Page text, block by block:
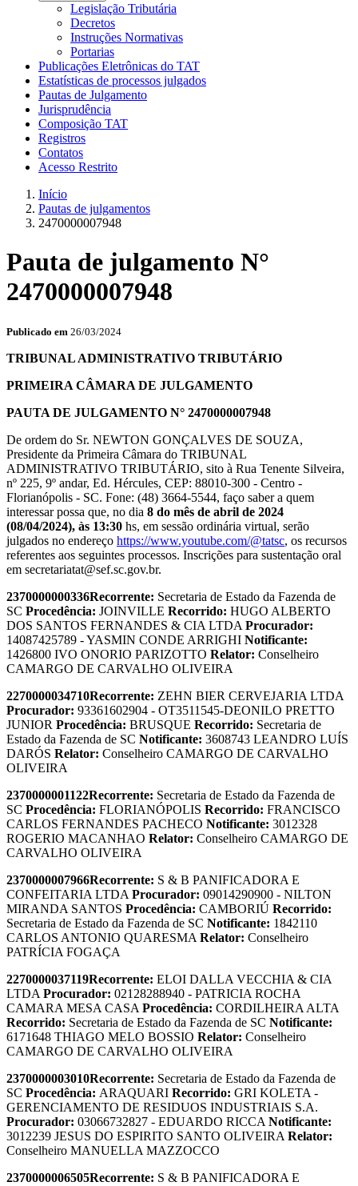
Legislação Tributária
Decretos
Instruções Normativas
Portarias
Publicações Eletrônicas do TAT
Estatísticas de processos julgados
Pautas de Julgamento
Jurisprudência
Composição TAT
Registros
Contatos
Acesso Restrito
Início
Pautas de julgamentos
2470000007948
Pauta de julgamento N°
2470000007948
Publicado em 26/03/2024
TRIBUNAL ADMINISTRATIVO TRIBUTÁRIO
PRIMEIRA CÂMARA DE JULGAMENTO
PAUTA DE JULGAMENTO N° 2470000007948
De ordem do Sr. NEWTON GONÇALVES DE SOUZA,
Presidente da Primeira Câmara do TRIBUNAL
ADMINISTRATIVO TRIBUTÁRIO, sito à Rua Tenente Silveira,
nº 225, 9º andar, Ed. Hércules, CEP: 88010-300 - Centro -
Florianópolis - SC. Fone: (48) 3664-5544, faço saber a quem
interessar possa que, no dia 8 do mês de abril de 2024
(08/04/2024), às 13:30 hs, em sessão ordinária virtual, serão
julgados no endereço https://www.youtube.com/@tatsc, os recursos
referentes aos seguintes processos. Inscrições para sustentação oral
em secretariatat@sef.sc.gov.br.
2370000000336Recorrente: Secretaria de Estado da Fazenda de
SC Procedência: JOINVILLE Recorrido: HUGO ALBERTO
DOS SANTOS FERNANDES & CIA LTDA Procurador:
14087425789 - YASMIN CONDE ARRIGHI Notificante:
1426800 IVO ONORIO PARIZOTTO Relator: Conselheiro
CAMARGO DE CARVALHO OLIVEIRA
2270000034710Recorrente: ZEHN BIER CERVEJARIA LTDA
Procurador: 93361602904 - OT3511545-DEONILO PRETTO
JUNIOR Procedência: BRUSQUE Recorrido: Secretaria de
Estado da Fazenda de SC Notificante: 3608743 LEANDRO LUÍS
DARÓS Relator: Conselheiro CAMARGO DE CARVALHO
OLIVEIRA
2370000001122Recorrente: Secretaria de Estado da Fazenda de
SC Procedência: FLORIANÓPOLIS Recorrido: FRANCISCO
CARLOS FERNANDES PACHECO Notificante: 3012328
ROGERIO MACANHAO Relator: Conselheiro CAMARGO DE
CARVALHO OLIVEIRA
2370000007966Recorrente: S & B PANIFICADORA E
CONFEITARIA LTDA Procurador: 09014290900 - NILTON
MIRANDA SANTOS Procedência: CAMBORIÚ Recorrido:
Secretaria de Estado da Fazenda de SC Notificante: 1842110
CARLOS ANTONIO QUARESMA Relator: Conselheiro
PATRÍCIA FOGAÇA
2270000037119Recorrente: ELOI DALLA VECCHIA & CIA
LTDA Procurador: 02128288940 - PATRICIA ROCHA
CAMARA MESA CASA Procedência: CORDILHEIRA ALTA
Recorrido: Secretaria de Estado da Fazenda de SC Notificante:
6171648 THIAGO MELO BOSSIO Relator: Conselheiro
CAMARGO DE CARVALHO OLIVEIRA
2370000003010Recorrente: Secretaria de Estado da Fazenda de
SC Procedência: ARAQUARI Recorrido: GRI KOLETA -
GERENCIAMENTO DE RESIDUOS INDUSTRIAIS S.A.
Procurador: 03066732827 - EDUARDO RICCA Notificante:
3012239 JESUS DO ESPIRITO SANTO OLIVEIRA Relator:
Conselheiro MANUELLA MAZZOCCO
2370000006505Recorrente: S & B PANIFICADORA E